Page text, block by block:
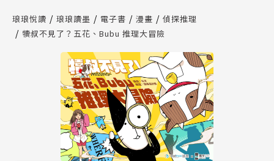
查詢
【公告】琅琅讀墨數位閱讀資產合併與書櫃開通申請
琅琅悅讀 琅琅讀墨 電子書 漫畫
偵探推理
犢叔不見了？五花、Bubu 推理大冒險